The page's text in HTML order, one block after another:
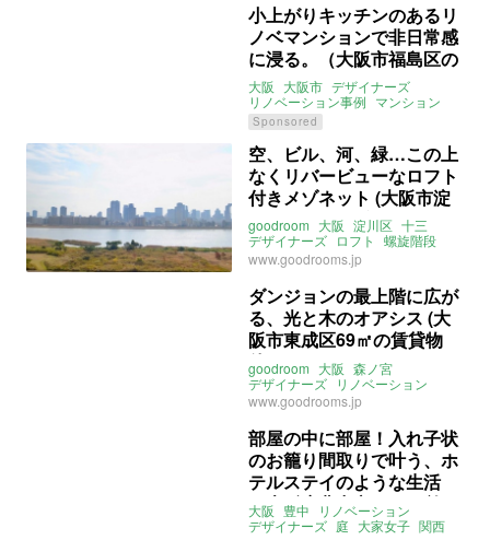
小上がりキッチンのあるリ
ノベマンションで非日常感
に浸る。（大阪市福島区の
リノベーション事例）
大阪 大阪市 デザイナーズ
リノベーション事例 マンション
リノベマンション
株式会社ひかり工務店
Sponsored
空、ビル、河、緑…この上
なくリバービューなロフト
付きメゾネット (大阪市淀
川区30㎡の賃貸物件)
goodroom 大阪 淀川区 十三
デザイナーズ ロフト
螺旋階段
リバービュー ルーフバルコニー
ライター：葱山紫蘇子
www.goodrooms.jp
ダンジョンの最上階に広が
る、光と木のオアシス (大
阪市東成区69㎡の賃貸物
件)
goodroom 大阪 森ノ宮
デザイナーズ リノベーション
メゾネット 最上階
www.goodrooms.jp
部屋の中に部屋！入れ子状
のお籠り間取りで叶う、ホ
テルステイのような生活
（大阪府豊中市61㎡の施工
事例）
大阪 豊中
リノベーション
デザイナーズ 庭 大家女子 関西